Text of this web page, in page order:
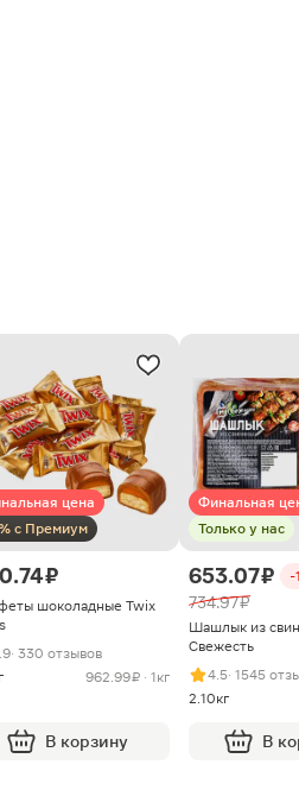
цена
с Премиум
₽
шоколадные Twix
· 330 отзывов
962.99 ₽ · 1кг
В корзину
Финальная
Только у нас
653.07 ₽ -
734.97 ₽
Шашлык из
Свежесть
4.5· 1545
2.10кг
В